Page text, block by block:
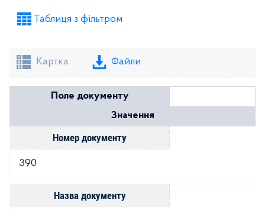
Проекти рішень районної ради
Таблиця з фільтром
Картка Файли
Поле документу
Значення
Номер документу
390
Назва документу